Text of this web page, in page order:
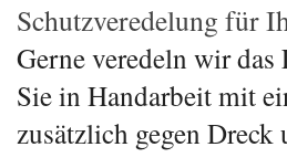
Schutzveredelung für
Gerne veredeln wir
Sie in Handarbeit mit
zusätzlich gegen